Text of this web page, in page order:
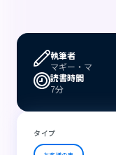
執筆者
マギー・マ
読書時間
7分
タイプ